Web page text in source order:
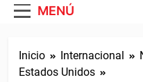
MENÚ
Inicio Internacional
Estados Unidos